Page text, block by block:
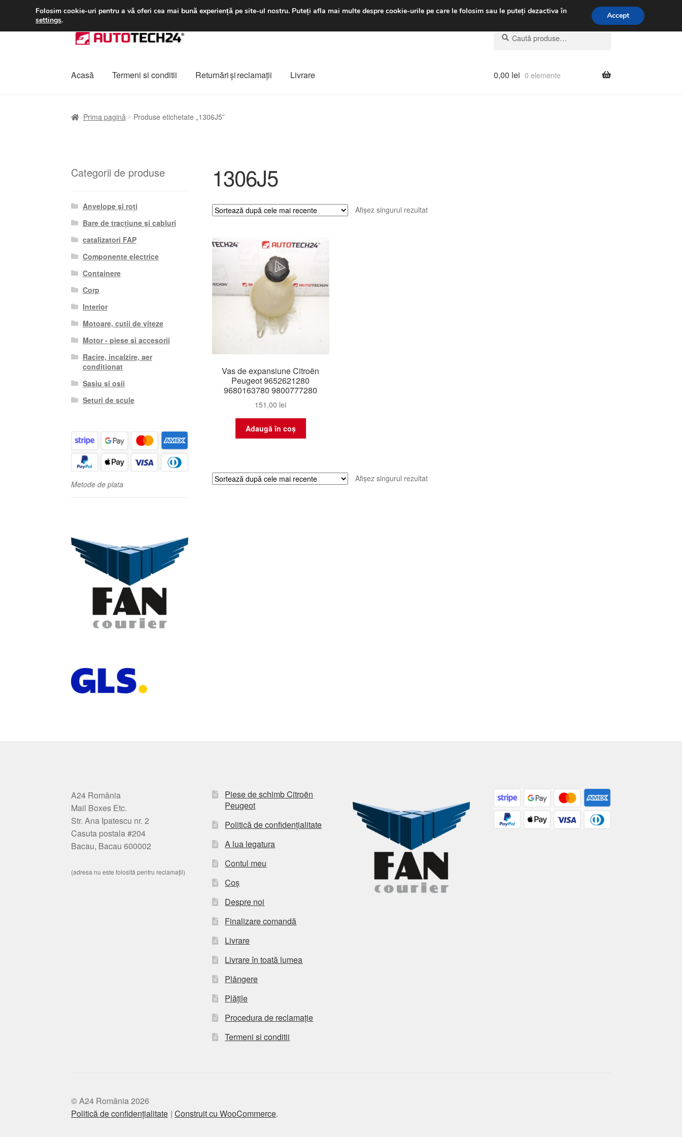
LIVRARE de la 33 lei luni-vineri 9 a.m. - 4 p.m.031 229 6816
Sari
la
Sari
la
Caută
după:
Caută
Acasă Termeni si conditii Returnări şi reclamații Livrare 0,00 lei 0 elemente
Prima pagină Produse etichetate „1306J5”
1306J5
Afișez singurul rezultat
Vas de expansiune Citroën
Peugeot 9652621280
9680163780 9800777280
151,00 lei
Adaugă în coș
Afișez singurul rezultat
Categorii de produse
Anvelope și roți
Bare de tracțiune și cabluri
catalizatori FAP
Componente electrice
Containere
Corp
Interior
Motoare, cutii de viteze
Motor - piese si accesorii
Racire, incalzire, aer
conditionat
Șasiu și osii
Seturi de scule
Metode de plata
A24 România
Mail Boxes Etc.
Str. Ana Ipatescu nr. 2
Casuta postala #204
Bacau, Bacau 600002
(adresa nu este folosită pentru reclamații)
Piese de schimb Citroën
Peugeot
Politică de confidențialitate
A lua legatura
Contul meu
Coș
Despre noi
Finalizare comandă
Livrare
Livrare în toată lumea
Plângere
Plățile
Procedura de reclamație
Termeni si conditii
© A24 România 2026
Politică de confidențialitate Construit cu WooCommerce.
Folosim cookie-uri pentru a vă oferi cea mai bună experiență pe site-ul nostru. Puteți afla mai multe despre cookie-urile pe care le folosim sau le puteți dezactiva în
settings. Accept